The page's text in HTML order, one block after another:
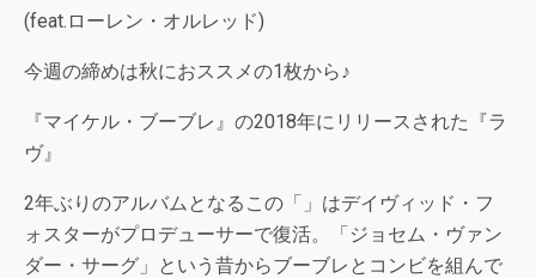
(feat.ローレン・オルレッド)
今週の締めは秋におススメの1枚から♪
『マイケル・ブーブレ』の2018年にリリースされた『ラ
ヴ』
2年ぶりのアルバムとなるこの「」はデイヴィッド・フ
ォスターがプロデューサーで復活。「ジョセム・ヴァン
ダー・サーグ」という昔からブーブレとコンビを組んで